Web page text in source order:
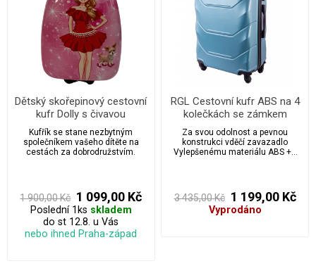
Dětský skořepinový cestovní
kufr Dolly s čivavou
Kufřík se stane nezbytným
společníkem vašeho dítěte na
cestách za dobrodružstvím.
1 900,00 Kč 1 099,00 Kč
Poslední 1ks skladem
do st 12.8. u Vás
nebo ihned Praha-západ
RGL Cestovní kufr ABS na 4
kolečkách se zámkem
velikost XL - 720
Za svou odolnost a pevnou
konstrukci vděčí zavazadlo
Vylepšenému materiálu ABS ++
vyrobených s velkou péčí a
smyslem pro detail.
3 435,00 Kč 1 199,00 Kč
Vyprodáno